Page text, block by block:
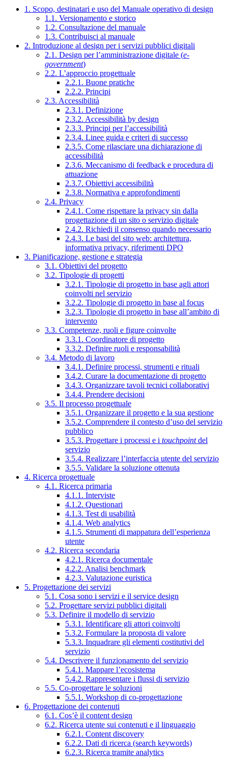
1. Scopo, destinatari e uso del Manuale operativo di design
1.1. Versionamento e storico
1.2. Consultazione del manuale
1.3. Contribuisci al manuale
2. Introduzione al design per i servizi pubblici digitali
2.1. Design per l’amministrazione digitale (e-
government)
2.2. L’approccio progettuale
2.2.1. Buone pratiche
2.2.2. Principi
2.3. Accessibilità
2.3.1. Definizione
2.3.2. Accessibilità by design
2.3.3. Principi per l’accessibilità
2.3.4. Linee guida e criteri di successo
2.3.5. Come rilasciare una dichiarazione di
accessibilità
2.3.6. Meccanismo di feedback e procedura di
attuazione
2.3.7. Obiettivi accessibilità
2.3.8. Normativa e approfondimenti
2.4. Privacy
2.4.1. Come rispettare la privacy sin dalla
progettazione di un sito o servizio digitale
2.4.2. Richiedi il consenso quando necessario
2.4.3. Le basi del sito web: architettura,
informativa privacy, riferimenti DPO
3. Pianificazione, gestione e strategia
3.1. Obiettivi del progetto
3.2. Tipologie di progetti
3.2.1. Tipologie di progetto in base agli attori
coinvolti nel servizio
3.2.2. Tipologie di progetto in base al focus
3.2.3. Tipologie di progetto in base all’ambito di
intervento
3.3. Competenze, ruoli e figure coinvolte
3.3.1. Coordinatore di progetto
3.3.2. Definire ruoli e responsabilità
3.4. Metodo di lavoro
3.4.1. Definire processi, strumenti e rituali
3.4.2. Curare la documentazione di progetto
3.4.3. Organizzare tavoli tecnici collaborativi
3.4.4. Prendere decisioni
3.5. Il processo progettuale
3.5.1. Organizzare il progetto e la sua gestione
3.5.2. Comprendere il contesto d’uso del servizio
pubblico
3.5.3. Progettare i processi e i touchpointdel
servizio
3.5.4. Realizzare l’interfaccia utente del servizio
3.5.5. Validare la soluzione ottenuta
4. Ricerca progettuale
4.1. Ricerca primaria
4.1.1. Interviste
4.1.2. Questionari
4.1.3. Test di usabilità
4.1.4. Web analytics
4.1.5. Strumenti di mappatura dell’esperienza
utente
4.2. Ricerca secondaria
4.2.1. Ricerca documentale
4.2.2. Analisi benchmark
4.2.3. Valutazione euristica
5. Progettazione dei servizi
5.1. Cosa sono i servizi e il service design
5.2. Progettare servizi pubblici digitali
5.3. Definire il modello di servizio
5.3.1. Identificare gli attori coinvolti
5.3.2. Formulare la proposta di valore
5.3.3. Inquadrare gli elementi costitutivi del
servizio
5.4. Descrivere il funzionamento del servizio
5.4.1. Mappare l’ecosistema
5.4.2. Rappresentare i flussi di servizio
5.5. Co-progettare le soluzioni
5.5.1. Workshop di co-progettazione
6. Progettazione dei contenuti
6.1. Cos’è il content design
6.2. Ricerca utente sui contenuti e il linguaggio
6.2.1. Content discovery
6.2.2. Dati di ricerca (search keywords)
6.2.3. Ricerca tramite analytics